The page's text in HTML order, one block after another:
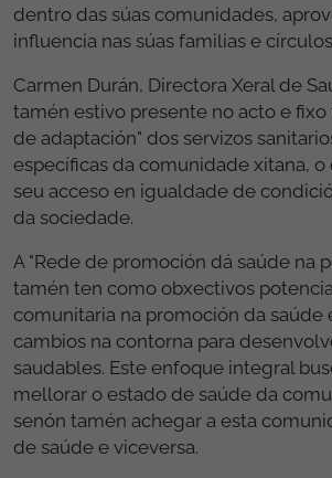
dentro das súas comunidades,
influencia nas súas familias e
Carmen Durán, Directora Xeral de
tamén estivo presente no acto e fixo
de adaptación" dos servizos
específicas da comunidade xitana,
seu acceso en igualdade de
da sociedade.
A "Rede de promoción dá saúde na
tamén ten como obxectivos
comunitaria na promoción da saúde
cambios na contorna para
saudables. Este enfoque integral
mellorar o estado de saúde da
senón tamén achegar a esta
de saúde e viceversa.